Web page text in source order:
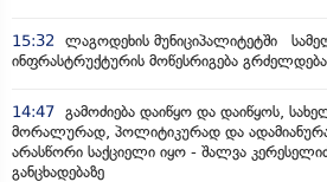
15:32
ლაგოდეხის მუნიციპალიტეტში
ინფრასტრუქტურის მოწესრიგება გრძელდება
14:47 გამოძიება დაიწყო და დაიწყოს,
მორალურად, პოლიტიკურად და ადამიანურად
არასწორი საქციელი იყო - შალვა
განცხადებაზე